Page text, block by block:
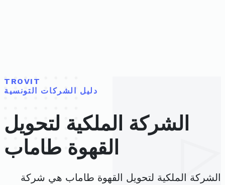
TROVIT
دليل الشركات التونسية
الشركة الملكية لتحويل
القهوة طاماب
الشركة الملكية لتحويل القهوة طاماب هي شركة